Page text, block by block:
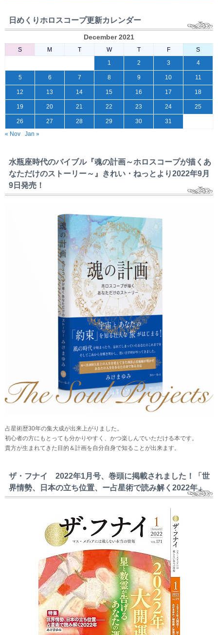
日めくりホロスコープ更新カレンダー
December 2021
S M T W T F
S
1
2 3 4
5 6 7 8 9 10 11
12 13 14 15 16 17 18
19 20 21 22 23 24 25
26 27 28 29 30
31
« Nov
Jan »
水瓶座時代のバイブル『魂の計画～ホロスコープが描くあ
なただけのストーリー～』きれい・ねっとより2022年9月
9日発売！
占星術歴30年の集大成が出来上がりました。
初心者の方にもとっても分かりやすく、かつ楽しんでいただける本です。
貴方が生まれてきた目的＆計画を自分自身で知ることが出来ます。
ザ・フナイ 2022年1月号、巻頭に掲載されました！「世
界情勢、日本の立ち位置、ー占星術で読み解く2022年」